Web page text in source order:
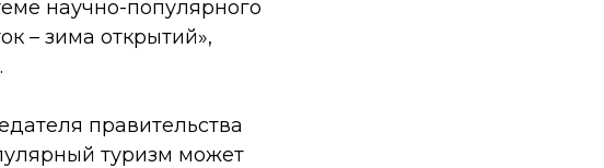
научно-популярного
– зима открытий»,
правительства
туризм может